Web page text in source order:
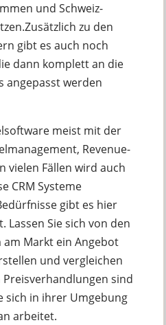
und Schweiz-
zu den
gibt es auch noch
dann komplett an die
angepasst werden
meist mit der
Revenue-
vielen Fällen wird auch
CRM Systeme
gibt es hier
Lassen Sie sich von den
Markt ein Angebot
und vergleichen
Preisverhandlungen sind
sich in ihrer Umgebung
arbeitet.